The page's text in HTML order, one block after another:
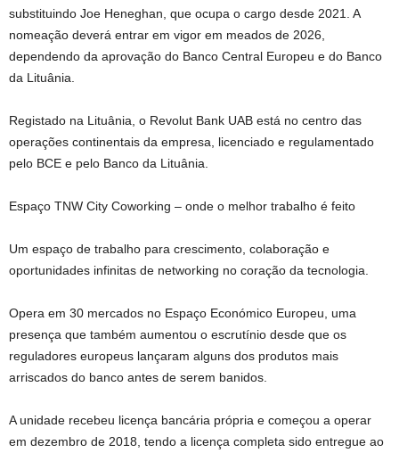
substituindo Joe Heneghan, que ocupa o cargo desde 2021. A
nomeação deverá entrar em vigor em meados de 2026,
dependendo da aprovação do Banco Central Europeu e do Banco
da Lituânia.
Registado na Lituânia, o Revolut Bank UAB está no centro das
operações continentais da empresa, licenciado e regulamentado
pelo BCE e pelo Banco da Lituânia.
Espaço TNW City Coworking – onde o melhor trabalho é feito
Um espaço de trabalho para crescimento, colaboração e
oportunidades infinitas de networking no coração da tecnologia.
Opera em 30 mercados no Espaço Económico Europeu, uma
presença que também aumentou o escrutínio desde que os
reguladores europeus lançaram alguns dos produtos mais
arriscados do banco antes de serem banidos.
A unidade recebeu licença bancária própria e começou a operar
em dezembro de 2018, tendo a licença completa sido entregue ao